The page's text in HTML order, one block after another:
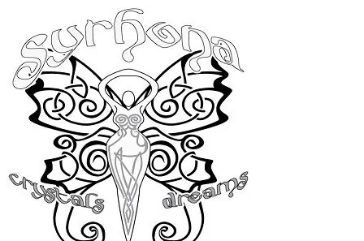
naar
inhoud